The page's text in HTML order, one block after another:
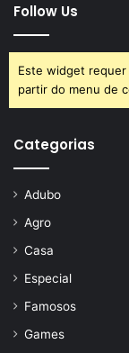
Follow Us
Este widget
partir do menu de
Categorias
Adubo
Agro
Casa
Especial
Famosos
Games